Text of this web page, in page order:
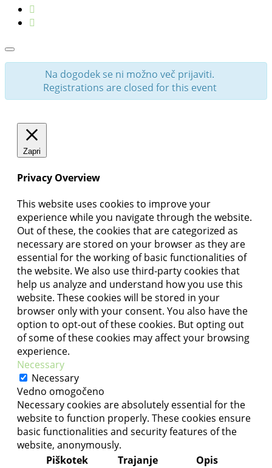
Na dogodek se ni možno več prijaviti.
Registrations are closed for this event
Zapri
Privacy Overview
This website uses cookies to improve your
experience while you navigate through the website.
Out of these, the cookies that are categorized as
necessary are stored on your browser as they are
essential for the working of basic functionalities of
the website. We also use third-party cookies that
help us analyze and understand how you use this
website. These cookies will be stored in your
browser only with your consent. You also have the
option to opt-out of these cookies. But opting out
of some of these cookies may affect your browsing
experience.
Necessary
Necessary
Vedno omogočeno
Necessary cookies are absolutely essential for the
website to function properly. These cookies ensure
basic functionalities and security features of the
website, anonymously.
Piškotek
Trajanje Opis